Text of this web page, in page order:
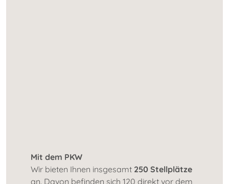
Mit dem PKW
Wir bieten Ihnen insgesamt 250 Stellplätze
an. Davon befinden sich 120 direkt vor dem